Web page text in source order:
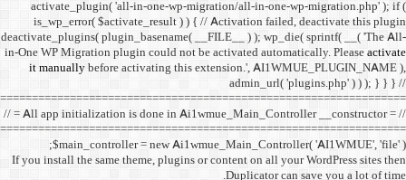
activate_plugin( 'all-in-
is_wp_error(
deactivate_plugins(
in-One WP Migration plugin
it manuallybefore
// = All app initialization is
$main_controller
If you install the same